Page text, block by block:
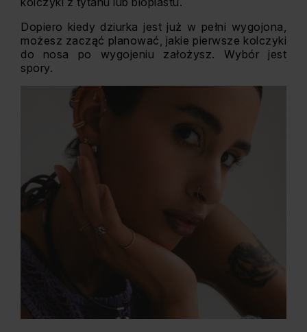
Dopiero kiedy dziurka jest już w pełni wygojona,
możesz zacząć planować, jakie pierwsze kolczyki
do nosa po wygojeniu założysz. Wybór jest
spory.